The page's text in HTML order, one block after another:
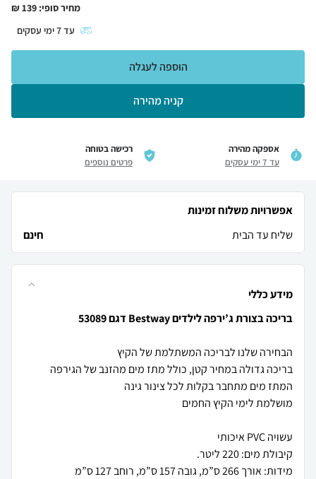
מחיר סופי: 139
₪
עד7ימי עסקים
קניה מהירה
הוספה לעגלה
אספקה מהירה
עד 7 ימי עסקים
רכישה בטוחה
פרטים נוספים
אפשרויות משלוח זמינות
שליח עד הבית
חינם
מידע כללי
בריכה בצורת ג’ירפה לילדים Bestway דגם 53089
מידות: אורך 266 ס”מ, גובה 157 ס”מ, רוחב 127 ס”מ